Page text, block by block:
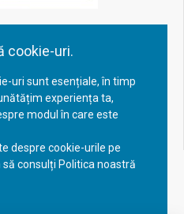
cookie-uri.
uri sunt esențiale, în timp
experiența ta,
modul în care este
despre cookie-urile pe
consulți Politica noastră